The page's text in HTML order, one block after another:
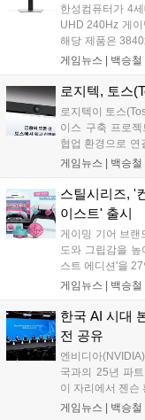
한성컴퓨터가 4
UHD 240Hz 게
해당 제품은
사율, GTG
의 번인 방지 설
원하는 점 또한 특
게임뉴스 | 백승철
로지텍, 토스
로지텍이 토스
이스 구축 프로
협업 환경으로 연
관리 플랫폼을 공
관되고 신속한 협
게임뉴스 | 백승철
스틸시리즈, '
이스트' 출시
게이밍 기어 브랜
도와 그립감을 높
스트 에디션'을
션 및 엑스박스
준을 지원한다....
게임뉴스 | 백승철
한국 AI 시대
전 공유
엔비디아
국과의 25년 파
이 자리에서 젠슨
술력이 오늘날 AI
게임뉴스 | 백승철